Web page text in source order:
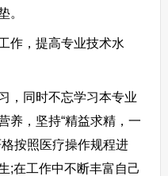
。
，提高专业技术水
同时不忘学习本专业
养，坚持“精益求精，一
按照医疗操作规程进
;在工作中不断丰富自己